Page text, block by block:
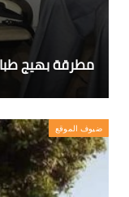
مطرقة بهيج
ضيوف الموقع